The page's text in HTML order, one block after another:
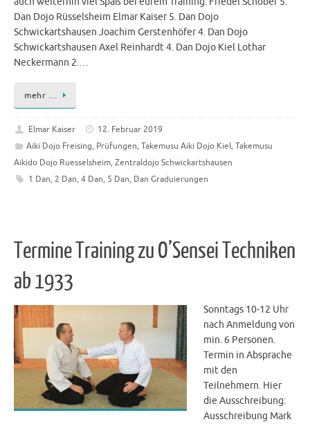
Dan Dojo Rüsselsheim Elmar Kaiser 5. Dan Dojo
Schwickartshausen Joachim Gerstenhöfer 4. Dan Dojo
Schwickartshausen Axel Reinhardt 4. Dan Dojo Kiel Lothar
Neckermann 2.…
mehr …
Elmar Kaiser
12. Februar 2019
Aiki Dojo Freising, Prüfungen, Takemusu Aiki Dojo Kiel, Takemusu
Aikido Dojo Ruesselsheim, Zentraldojo Schwickartshausen
1 Dan, 2 Dan, 4 Dan, 5 Dan, Dan Graduierungen
Termine Training zu O’Sensei Techniken
ab 1933
Sonntags 10-12 Uhr
nach Anmeldung von
min. 6 Personen.
Termin in Absprache
mit den
Teilnehmern. Hier
die Ausschreibung:
Ausschreibung Mark